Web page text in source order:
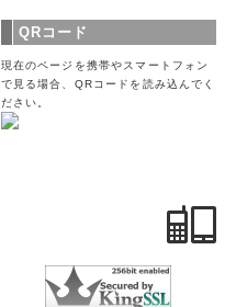
QRコード
現在のページを携帯やスマートフォン
で見る場合、QRコードを読み込んでく
ださい。